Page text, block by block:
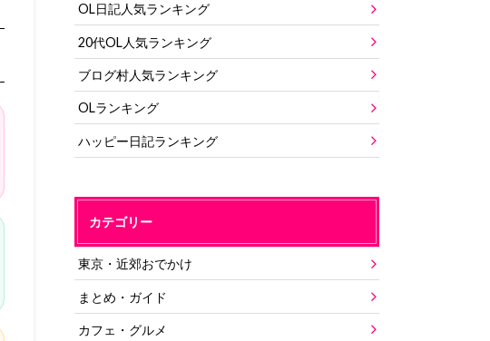
OL日記人気ランキング
20代OL人気ランキング
ブログ村人気ランキング
OLランキング
ハッピー日記ランキング
カテゴリー
東京・近郊おでかけ
まとめ・ガイド
カフェ・グルメ